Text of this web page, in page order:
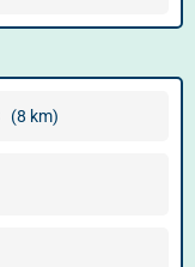
(8 km)